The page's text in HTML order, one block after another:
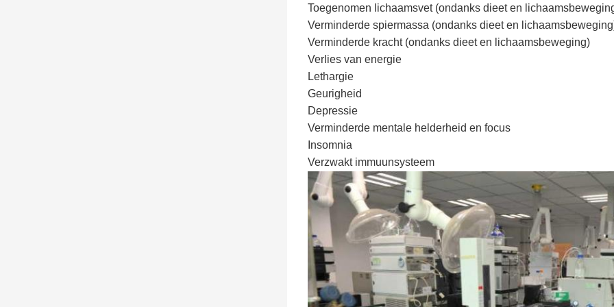
Toegenomen lichaamsvet (ondanks dieet en
Verminderde spiermassa (ondanks dieet en
Verminderde kracht (ondanks dieet en lichaamsbeweging)
Verlies van energie
Lethargie
Geurigheid
Depressie
Verminderde mentale helderheid en focus
Insomnia
Verzwakt immuunsysteem